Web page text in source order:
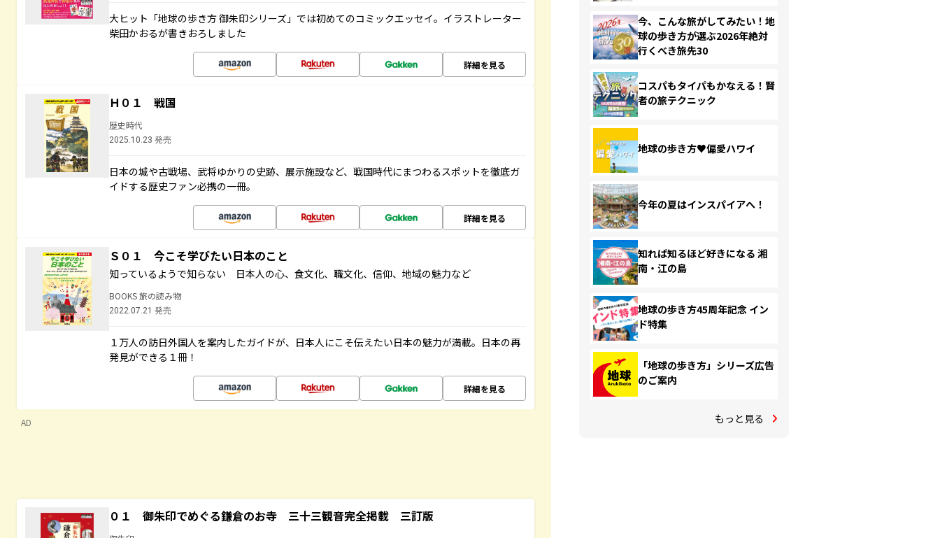
大ヒット「地球の歩き方 御朱印シリーズ」では初めてのコミックエッセイ。イラストレーター
柴田かおるが書きおろしました
詳細を見る
Ｈ０１ 戦国
歴史時代
2025.10.23 発売
日本の城や古戦場、武将ゆかりの史跡、展示施設など、戦国時代にまつわるスポットを徹底ガ
イドする歴史ファン必携の一冊。
詳細を見る
Ｓ０１ 今こそ学びたい日本のこと
知っているようで知らない 日本人の心、食文化、職文化、信仰、地域の魅力など
BOOKS 旅の読み物
2022.07.21 発売
１万人の訪日外国人を案内したガイドが、日本人にこそ伝えたい日本の魅力が満載。日本の再
発見ができる１冊！
詳細を見る
AD
０１ 御朱印でめぐる鎌倉のお寺 三十三観音完全掲載 三訂版
今、こんな旅がしてみたい！地
球の歩き方が選ぶ2026年絶対
行くべき旅先30
コスパもタイパもかなえる！賢
者の旅テクニック
地球の歩き方♥偏愛ハワイ
今年の夏はインスパイアへ！
知れば知るほど好きになる 湘
南・江の島
地球の歩き方45周年記念 イン
ド特集
「地球の歩き方」シリーズ広告
のご案内
もっと見る